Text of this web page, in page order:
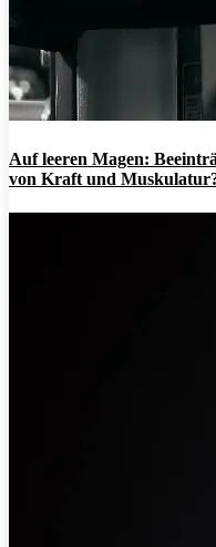
Auf leeren Magen:
von Kraft und